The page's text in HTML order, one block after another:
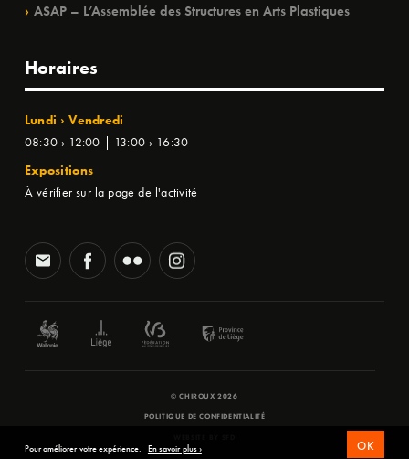
ASAP – L’Assemblée des Structures en Arts Plastiques
Horaires
Lundi › Vendredi
08:30 › 12:00 | 13:00 › 16:30
Expositions
À vérifier sur la page de l'activité
© CHIROUX 2026
POLITIQUE DE CONFIDENTIALITÉ
Pour améliorer votre expérience. En savoir plus › OK